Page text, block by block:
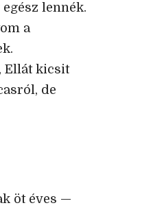
lennék.
a
Ellát kicsit
de
öt éves —